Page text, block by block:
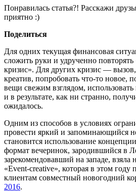
Понравилась статья?! Расскажи
приятно :)
Поделиться
Для одних текущая финансовая
сложить руки и удрученно
кризис». Для других кризис —
креатив, попробовать что-то новое,
вещи свежим взглядом,
и в результате, как ни странно,
ожидалось.
Одним из способов в условиях
провести яркий и запоминающийся
становится использование
формат вечеринок, зародившийся в
зарекомендовавший на западе,
«Event-creative», которая в этом году
клиентам совместный новогодний
2016.